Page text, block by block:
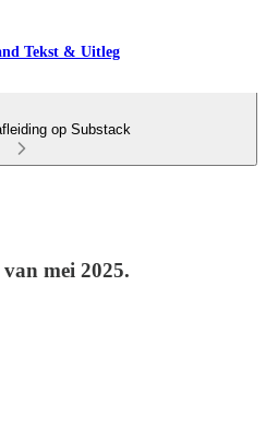
Tekst & Uitleg
op Substack
mei 2025.